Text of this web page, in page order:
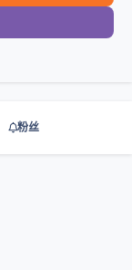
粉丝